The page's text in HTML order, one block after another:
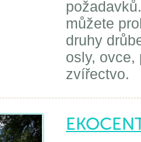
můžete
druhy
osly, ovce,
zvířectvo.